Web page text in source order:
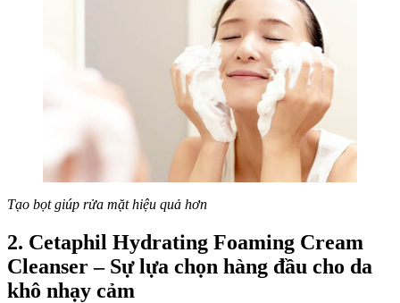
Tạo bọt giúp rửa mặt hiệu quả hơn
2. Cetaphil Hydrating Foaming Cream
Cleanser – Sự lựa chọn hàng đầu cho da
khô nhạy cảm